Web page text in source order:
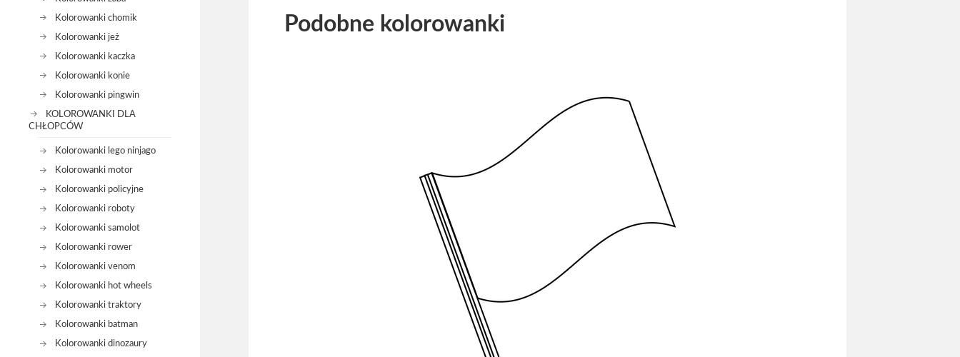
Kolorowanki chomik
Kolorowanki jeż
Kolorowanki kaczka
Kolorowanki konie
Kolorowanki pingwin
KOLOROWANKI DLA
CHŁOPCÓW
Kolorowanki lego ninjago
Kolorowanki motor
Kolorowanki policyjne
Kolorowanki roboty
Kolorowanki samolot
Kolorowanki rower
Kolorowanki venom
Kolorowanki hot wheels
Kolorowanki traktory
Kolorowanki batman
Kolorowanki dinozaury
Podobne kolorowanki